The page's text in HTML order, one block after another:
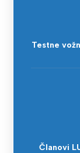
Testne
Članovi